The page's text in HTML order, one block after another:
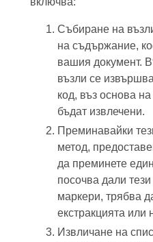
Събиране на
на съдържание,
вашия документ.
възли се
код, въз основа на
бъдат извлечени.
Преминавайки
метод,
да преминете
посочва дали
маркери, трябва
екстракцията или
Извличане на